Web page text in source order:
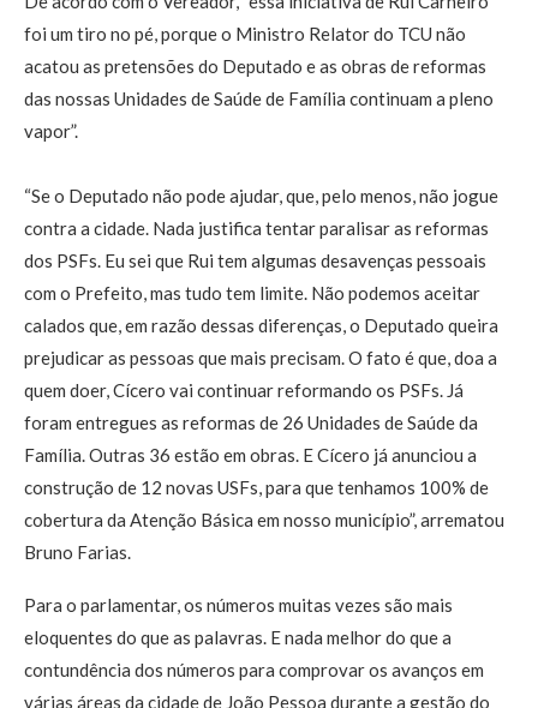
foi um tiro no pé, porque o Ministro Relator do TCU não
acatou as pretensões do Deputado e as obras de reformas
das nossas Unidades de Saúde de Família continuam a pleno
vapor”.
“Se o Deputado não pode ajudar, que, pelo menos, não jogue
contra a cidade. Nada justifica tentar paralisar as reformas
dos PSFs. Eu sei que Rui tem algumas desavenças pessoais
com o Prefeito, mas tudo tem limite. Não podemos aceitar
calados que, em razão dessas diferenças, o Deputado queira
prejudicar as pessoas que mais precisam. O fato é que, doa a
quem doer, Cícero vai continuar reformando os PSFs. Já
foram entregues as reformas de 26 Unidades de Saúde da
Família. Outras 36 estão em obras. E Cícero já anunciou a
construção de 12 novas USFs, para que tenhamos 100% de
cobertura da Atenção Básica em nosso município”, arrematou
Bruno Farias.
Para o parlamentar, os números muitas vezes são mais
eloquentes do que as palavras. E nada melhor do que a
contundência dos números para comprovar os avanços em
várias áreas da cidade de João Pessoa durante a gestão do